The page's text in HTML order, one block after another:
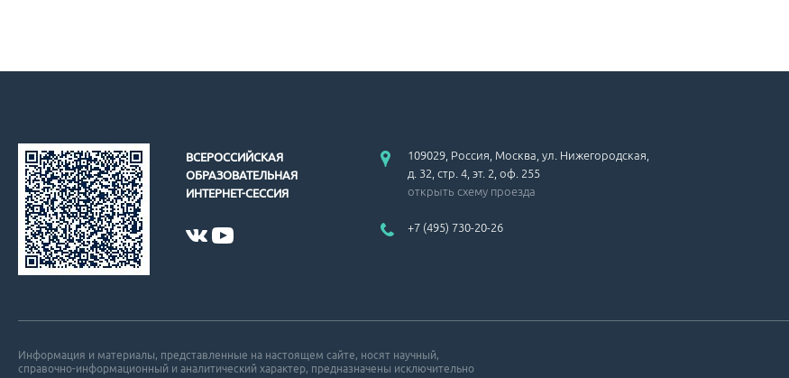
ВСЕРОССИЙСКАЯ
ОБРАЗОВАТЕЛЬНАЯ
ИНТЕРНЕТ-СЕССИЯ
109029, Россия, Москва, ул. Нижегородская,
д. 32, стр. 4, эт. 2, оф. 255
открыть схему проезда
+7 (495) 730-20-26
Информация и материалы, представленные на настоящем сайте, носят научный,
справочно-информационный и аналитический характер, предназначены исключительно